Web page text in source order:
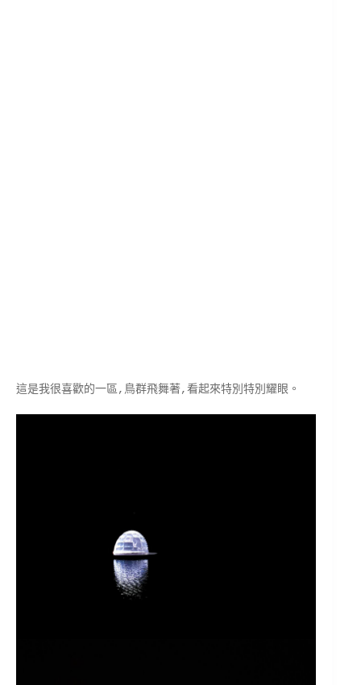
這是我很喜歡的一區,鳥群飛舞著,看起來特別特別耀眼。